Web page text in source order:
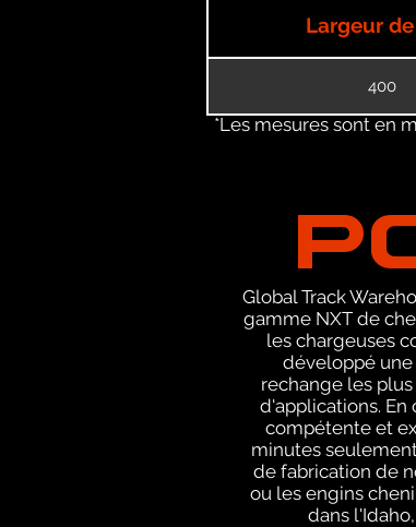
Largeur
400
*Les mesures sont en
Global Track
gamme NXT de
les chargeuses
développé
rechange les
d'applications. En
compétente et
minutes
de fabrication de
ou les engins
dans